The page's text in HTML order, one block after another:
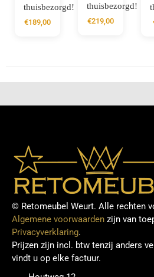
thuisbezorgd!
€189,00
thuisbezorgd!
€219,00
© Retomeubel Weurt. Alle rechten
Algemene voorwaarden zijn van
Privacyverklaring.
Prijzen zijn incl. btw tenzij anders
vindt u op elke factuur.